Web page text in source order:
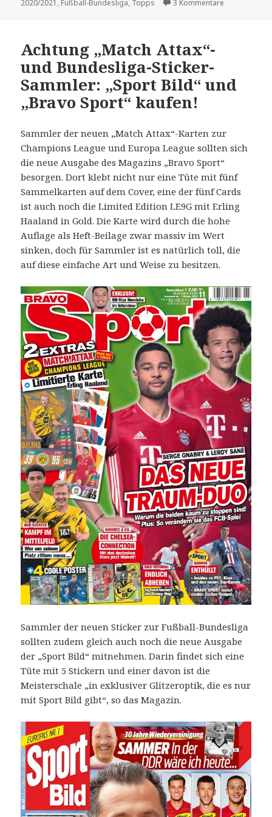
am
2020/2021 , Fußball-Bundesliga, Topps 3 Kommentare
Achtung „Match Attax“-
und Bundesliga-Sticker-
Sammler: „Sport Bild“ und
„Bravo Sport“ kaufen!
Sammler der neuen „Match Attax“-Karten zur
Champions League und Europa League sollten sich
die neue Ausgabe des Magazins „Bravo Sport“
besorgen. Dort klebt nicht nur eine Tüte mit fünf
Sammelkarten auf dem Cover, eine der fünf Cards
ist auch noch die Limited Edition LE9G mit Erling
Haaland in Gold. Die Karte wird durch die hohe
Auflage als Heft-Beilage zwar massiv im Wert
sinken, doch für Sammler ist es natürlich toll, die
auf diese einfache Art und Weise zu besitzen.
Sammler der neuen Sticker zur Fußball-Bundesliga
sollten zudem gleich auch noch die neue Ausgabe
der „Sport Bild“ mitnehmen. Darin findet sich eine
Tüte mit 5 Stickern und einer davon ist die
Meisterschale „in exklusiver Glitzeroptik, die es nur
mit Sport Bild gibt“, so das Magazin.